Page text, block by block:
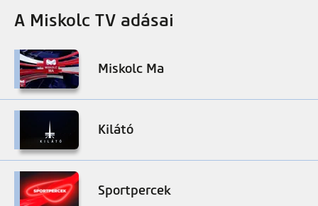
A Miskolc TV adásai
Miskolc Ma
Kilátó
Sportpercek